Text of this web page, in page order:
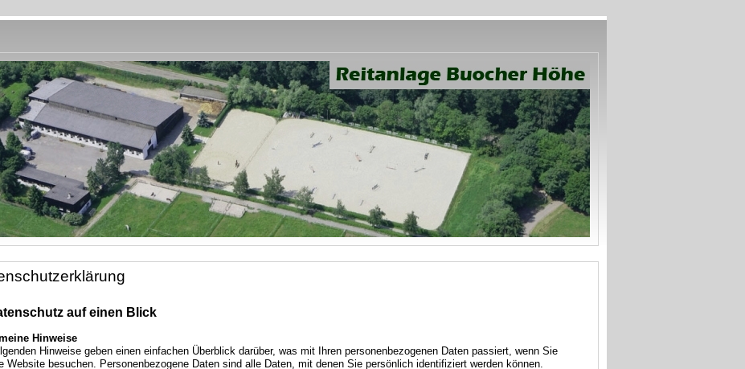
auf einen Blick
Hinweise
Hinweise geben einen einfachen Überblick darüber, was mit Ihren personenbezogenen Daten passiert, wenn Sie
Website besuchen. Personenbezogene Daten sind alle Daten, mit denen Sie persönlich identifiziert werden können.